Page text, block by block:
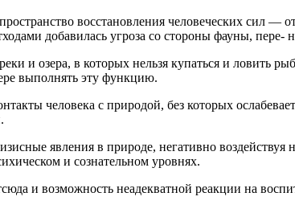
восстановления человеческих сил —
добавилась угроза со стороны фауны, пере-
и озера, в которых нельзя купаться и ловить
выполнять эту функцию.
человека с природой, без которых
явления в природе, негативно
и сознательном уровнях.
и возможность неадекватной реакции на